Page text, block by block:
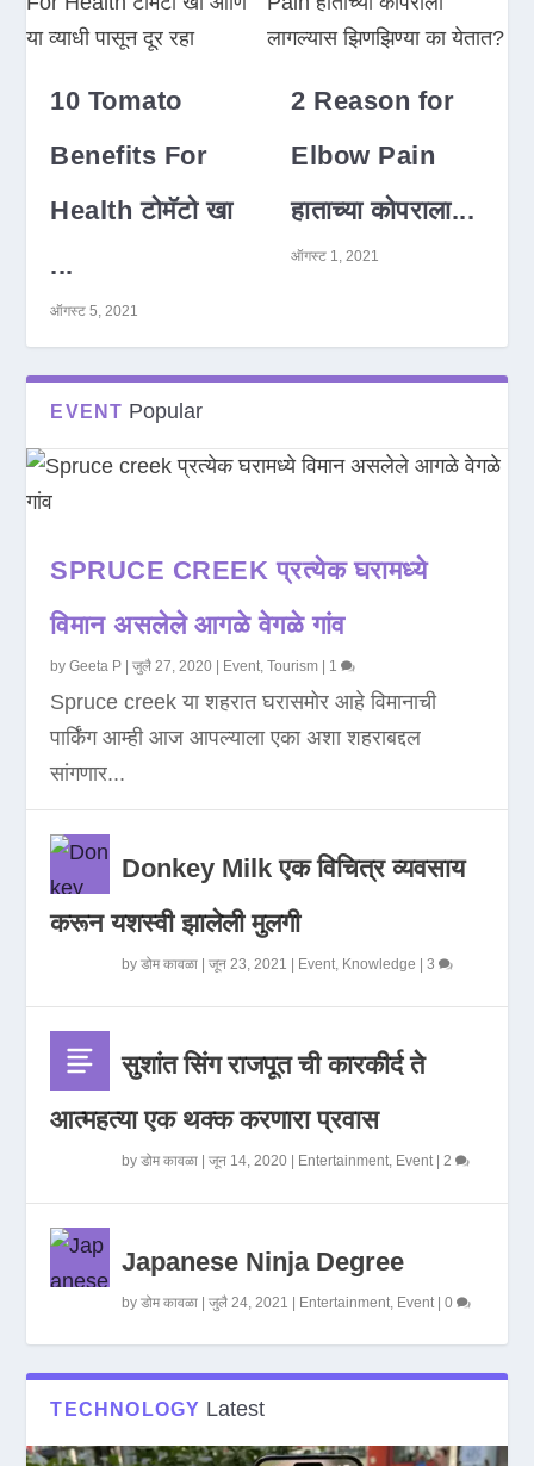
10 Tomato
Benefits For
Health टोमॅटो खा
...
ऑगस्ट 5, 2021
2 Reason for
Elbow Pain
हाताच्या कोपराला...
ऑगस्ट 1, 2021
EVENT Popular
SPRUCE CREEK प्रत्येक घरामध्ये
विमान असलेले आगळे वेगळे गांव
byGeeta P |जुलै 27, 2020 Event,Tourism 1
Spruce creek या शहरात घरासमोर आहे विमानाची
पार्किंग आम्ही आज आपल्याला एका अशा शहराबद्दल
सांगणार...
Donkey Milk एक विचित्र व्यवसाय
करून यशस्वी झालेली मुलगी
byडोम कावळा |जून 23, 2021 Event, Knowledge |3
सुशांत सिंग राजपूत ची कारकीर्द ते
आत्महत्या एक थक्क करणारा प्रवास
byडोम कावळा |जून 14, 2020 Entertainment, Event|2
Japanese Ninja Degree
byडोम कावळा |जुलै 24, 2021 Entertainment, Event|0
TECHNOLOGY Latest